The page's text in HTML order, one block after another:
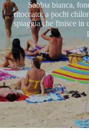
Sabbia bianca,
ritoccato: a pochi
spiaggia che finisce in